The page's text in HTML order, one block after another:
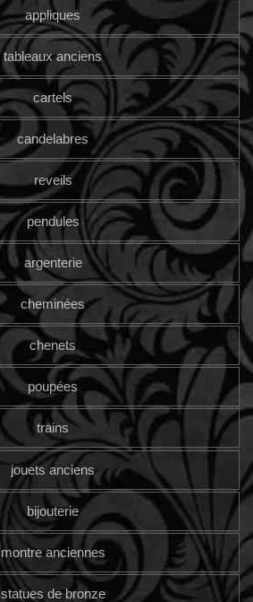
appliques
tableaux anciens
cartels
candelabres
reveils
pendules
argenterie
cheminées
chenets
poupées
trains
jouets anciens
bijouterie
montre anciennes
statues de bronze